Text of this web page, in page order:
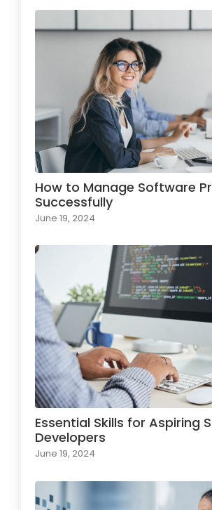
How to Manage Software
Successfully
June 19, 2024
Essential Skills for Aspiring
Developers
June 19, 2024